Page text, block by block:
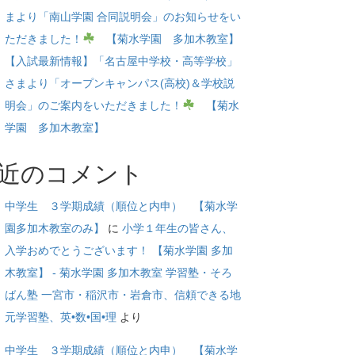
まより「南山学園 合同説明会」のお知らせをい
ただきました！
【菊水学園 多加木教室】
【入試最新情報】「名古屋中学校・高等学校」
さまより「オープンキャンパス(高校)＆学校説
明会」のご案内をいただきました！
【菊水
学園 多加木教室】
のコメント
中学生 ３学期成績（順位と内申） 【菊水学
園多加木教室のみ】
に 小学１年生の皆さん、
入学おめでとうございます！ 【菊水学園 多加
木教室】 - 菊水学園 多加木教室 学習塾・そろ
ばん塾 一宮市・稲沢市・岩倉市、信頼できる地
元学習塾、英•数•国•理 より
中学生 ３学期成績（順位と内申） 【菊水学